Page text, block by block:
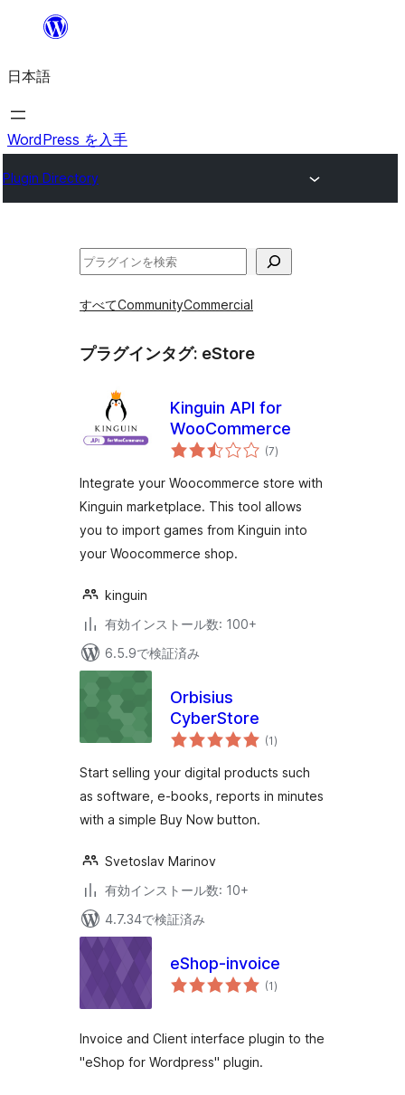
を
ス
キ
プ
日本語
WordPress を入手
Plugin Directory
検
すべてCommunityCommercial
プラグインタグ: eStore
Kinguin API for
WooCommerce
(7個
の
価
)
Integrate your Woocommerce store with
Kinguin marketplace. This tool allows
you to import games from Kinguin into
your Woocommerce shop.
kinguin
有効インストール数: 100+
6.5.9で検証済み
Orbisius
CyberStore
(1個
の
価
)
Start selling your digital products such
as software, e-books, reports in minutes
with a simple Buy Now button.
Svetoslav Marinov
有効インストール数: 10+
4.7.34で検証済み
eShop-invoice
(1個
の)
Invoice and Client interface plugin to the
"eShop for Wordpress" plugin.